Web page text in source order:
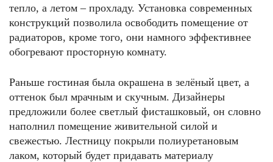
тепло, а летом – прохладу. Установка современных
конструкций позволила освободить помещение от
радиаторов, кроме того, они намного эффективнее
обогревают просторную комнату.
Раньше гостиная была окрашена в зелёный цвет, а
оттенок был мрачным и скучным. Дизайнеры
предложили более светлый фисташковый, он словно
наполнил помещение живительной силой и
свежестью. Лестницу покрыли полиуретановым
лаком, который будет придавать материалу